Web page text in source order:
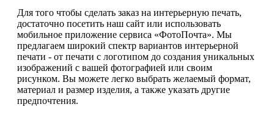
Для того чтобы сделать заказ на интерьерную печать,
достаточно посетить наш сайт или использовать
мобильное приложение сервиса «ФотоПочта». Мы
предлагаем широкий спектр вариантов интерьерной
печати - от печати с логотипом до создания уникальных
изображений с вашей фотографией или своим
рисунком. Вы можете легко выбрать желаемый формат,
материал и размер изделия, а также указать другие
предпочтения.